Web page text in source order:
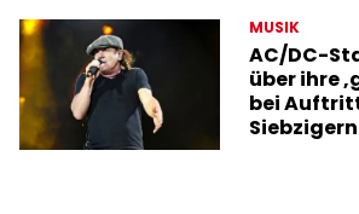
MUSIK
AC/DC-
über ihre
bei
Siebzigern